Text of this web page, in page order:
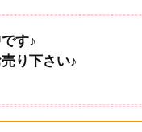
す♪
り下さい♪